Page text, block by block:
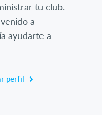
tu club.
a
ayudarte a
perfil